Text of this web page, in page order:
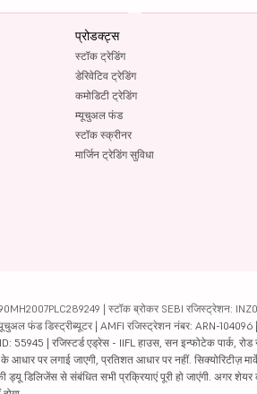
प्रोडक्ट्स
स्टॉक ट्रेडिंग
डेरिवेटिव ट्रेडिंग
कमोडिटी ट्रेडिंग
म्यूचुअल फंड
स्टॉक स्क्रीनर
मार्जिन ट्रेडिंग सुविधा
| स्टॉक ब्रोकर SEBI रजिस्ट्रेशन:
फंड डिस्ट्रीब्यूटर | AMFI रजिस्ट्रेशन नंबर: ARN-
| रजिस्टर्ड एड्रेस - IIFL हाउस, सन इन्फोटेक पार्क, रोड
आधार पर लगाई जाएगी, प्रतिशत आधार पर नहीं.
ड्यू डिलिजेंस से संबंधित सभी प्रक्रियाएं पूरी हो जाएंगी. अगर